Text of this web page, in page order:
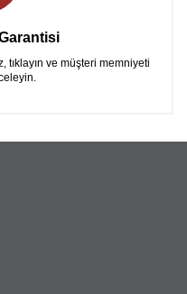
tıklayın ve müşteri memniyeti